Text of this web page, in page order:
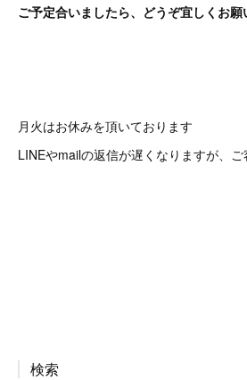
ご予定合いましたら、どうぞ宜しくお願
月火はお休みを頂いております
LINEやmailの返信が遅くなりますが、ご
検索